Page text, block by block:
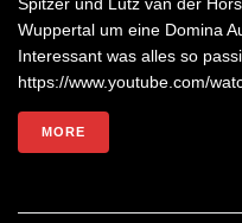
Wuppertal um eine Domina
Interessant was alles so
https://www.youtube.com/
MORE